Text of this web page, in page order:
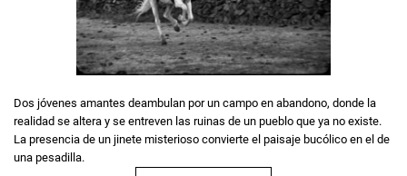
Dos jóvenes amantes deambulan por un campo en abandono, donde la
realidad se altera y se entreven las ruinas de un pueblo que ya no existe.
La presencia de un jinete misterioso convierte el paisaje bucólico en el de
una pesadilla.